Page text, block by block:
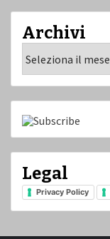
Archivi
Legal
Privacy Policy